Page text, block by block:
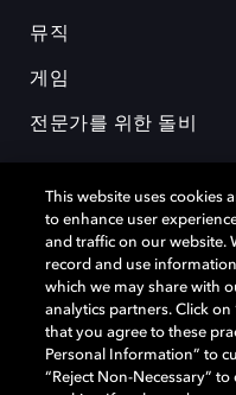
뮤직
게임
전문가를 위한 돌비
돌비(Dolby)와 double-D 심볼은
(Dolby Laboratories, Inc.)의 등
기재된 상표는 해당 상표 소유
Laboratories, Inc. All rights
This website uses cookies
to enhance user
and traffic on our website.
record and use
which we may share with
analytics partners. Click on
that you agree to these
Personal Information” to
“Reject Non-Necessary”